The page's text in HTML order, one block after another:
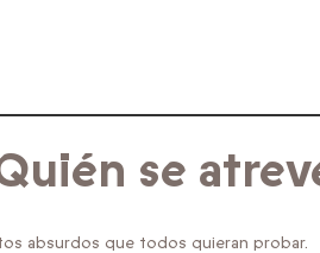
se
absurdos que todos quieran probar.